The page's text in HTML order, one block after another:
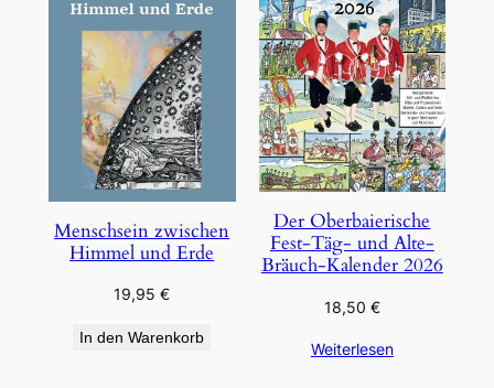
Menschsein zwischen
Himmel und Erde
19,95€
In den Warenkorb
Der Oberbaierische
Fest-Täg- und Alte-
Bräuch-Kalender 2026
18,50 €
Weiterlesen